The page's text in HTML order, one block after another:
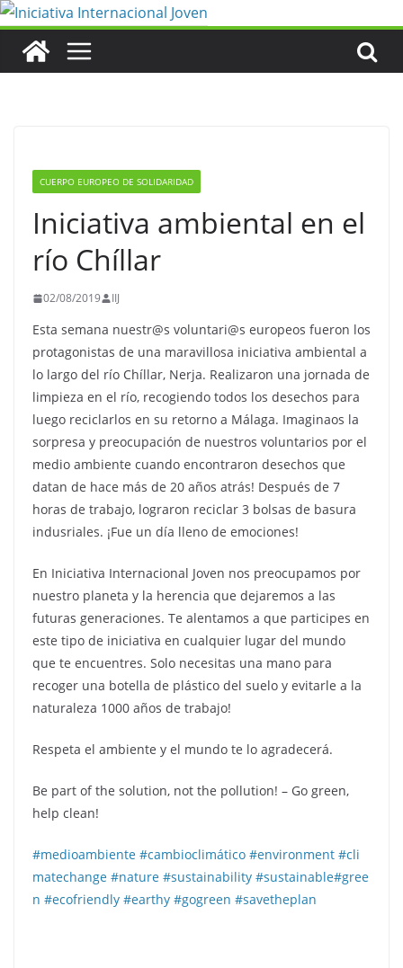
Saltar
contenido
CUERPO EUROPEO DE SOLIDARIDAD
Iniciativa ambiental en el
río Chíllar
02/08/2019 IIJ
Esta semana nuestr@s voluntari@s europeos fueron los
protagonistas de una maravillosa iniciativa ambiental a
lo largo del río Chíllar, Nerja. Realizaron una jornada de
limpieza en el río, recogiendo todos los desechos para
luego reciclarlos en su retorno a Málaga. Imaginaos la
sorpresa y preocupación de nuestros voluntarios por el
medio ambiente cuando encontraron desechos que
datan de hace más de 20 años atrás! Después de 7
horas de trabajo, lograron reciclar 3 bolsas de basura
indusriales. ¡Fue un día lleno de emociones!
En Iniciativa Internacional Joven nos preocupamos por
nuestro planeta y la herencia que dejaremos a las
futuras generaciones. Te alentamos a que participes en
este tipo de iniciativa en cualquier lugar del mundo
que te encuentres. Solo necesitas una mano para
recoger una botella de plástico del suelo y evitarle a la
naturaleza 1000 años de trabajo!
Respeta el ambiente y el mundo te lo agradecerá.
Be part of the solution, not the pollution! – Go green,
help clean!
#medioambiente #cambioclimático #environment #cli
matechange #nature #sustainability #sustainable#gree
n #ecofriendly #earthy #gogreen #savetheplan